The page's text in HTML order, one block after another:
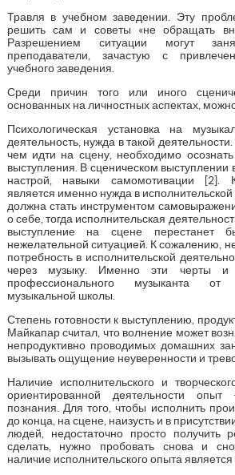
Травля в учебном заведении. Эту
решить сам и советы «не обращать
Разрешением ситуации могут
преподаватели, зачастую с
учебного заведения.
Среди причин того или иного
основанных на личностных аспектах,
Психологическая установка на
деятельность, нужда в такой
чем идти на сцену, необходимо осознать
выступления. В сценическом
настрой, навыки самомотивации [2].
является именно нужда в
должна стать инструментом
о себе, тогда исполнительская
выступление на сцене перестанет
нежелательной ситуацией. К сожалению,
потребность в исполнительской
через музыку. Именно эти черты и
профессионального музыканта от
музыкальной школы.
Степень готовности к выступлению,
Майкапар считал, что волнение может
непродуктивно проводимых домашних
вызывать ощущение неуверенности и
Наличие исполнительского и
ориентированной деятельности
познания. Для того, чтобы исполнить
до конца, на сцене, наизусть и в
людей, недостаточно просто получить
сделать, нужно пробовать снова и
наличие исполнительского опыта